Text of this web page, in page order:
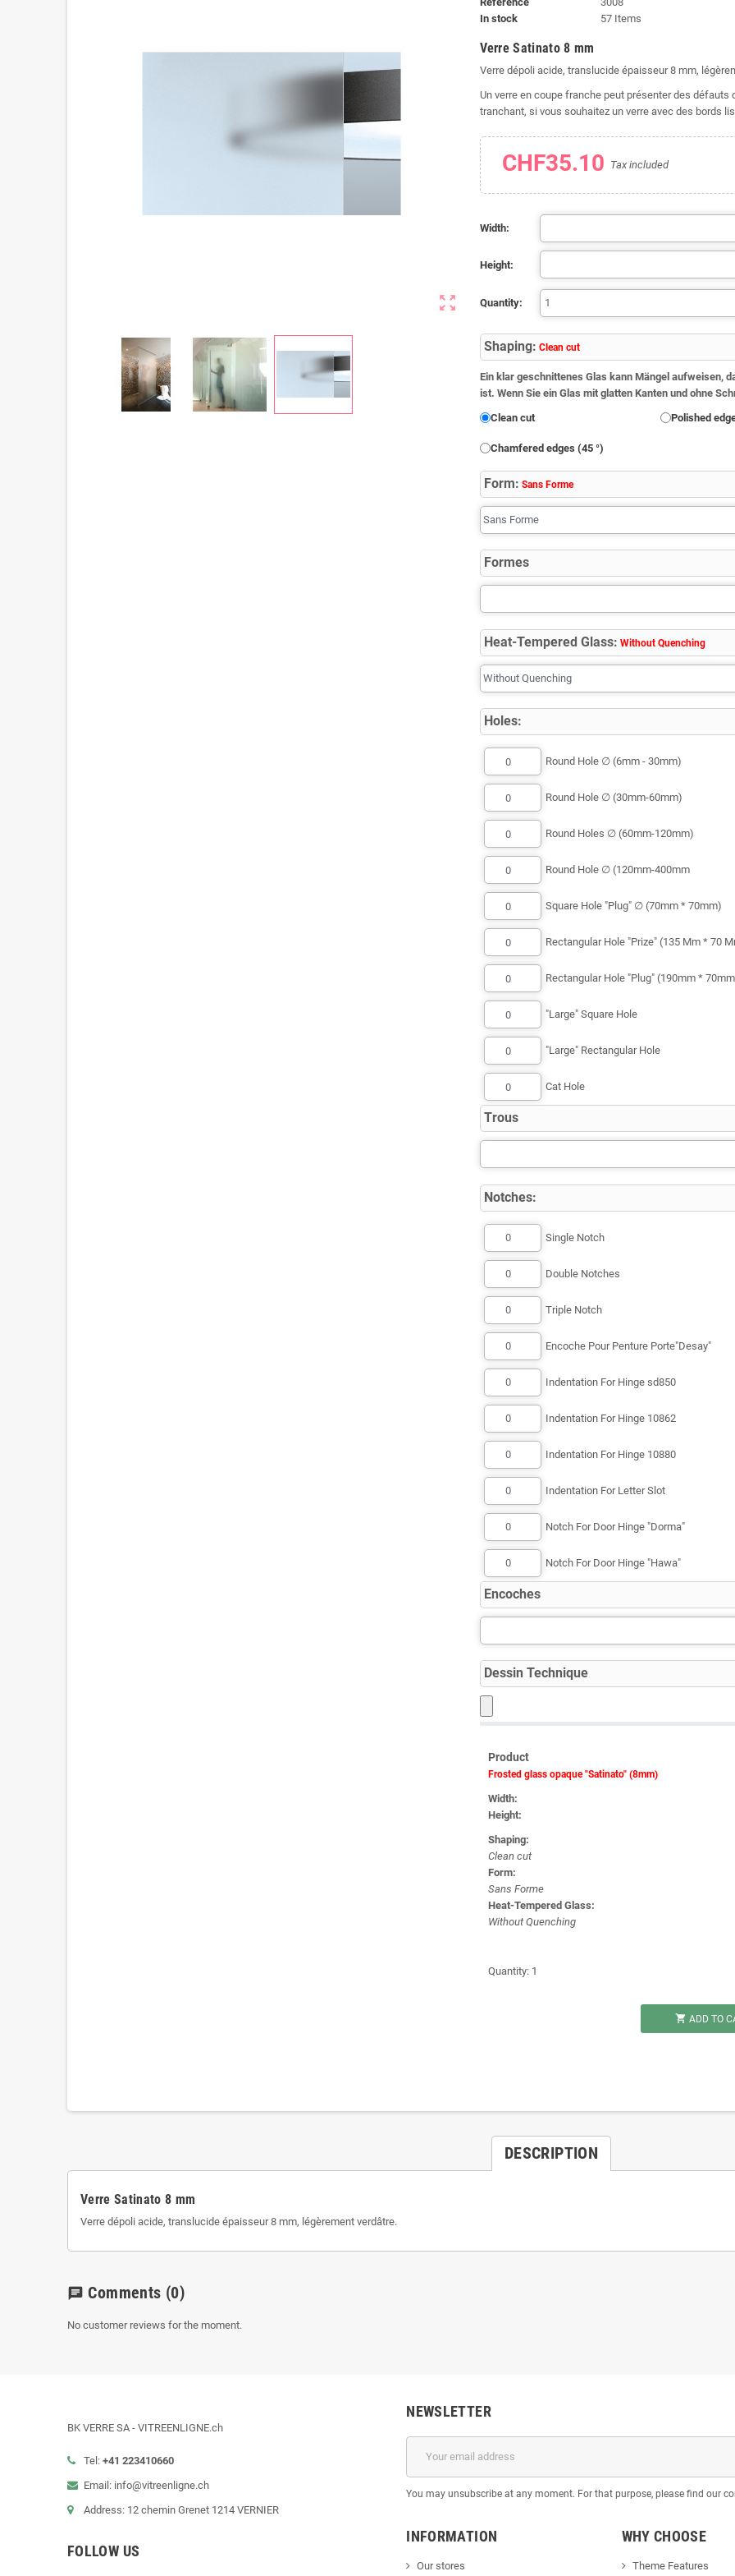
zoom_out_map
In stock
57 Items
Verre Satinato 8 mm
Verre dépoli acide, translucide épaisseur 8 mm,
Un verre en coupe franche peut présenter des
tranchant, si vous souhaitez un verre avec des bords
CHF35.10 Tax included
Width:
Height:
Quantity:
Shaping: Clean cut
Ein klar geschnittenes Glas kann Mängel aufweisen,
ist. Wenn Sie ein Glas mit glatten Kanten und ohne
Clean cut
Polished
Chamfered edges (45 °)
Form: Sans Forme
Formes
Heat-Tempered Glass: Without Quenching
Holes:
Round Hole ∅ (6mm - 30mm)
Round Hole ∅ (30mm-60mm)
Round Holes ∅ (60mm-120mm)
Round Hole ∅ (120mm-400mm
Square Hole "Plug" ∅ (70mm * 70mm)
Rectangular Hole "Prize" (135 Mm * 70
Rectangular Hole "Plug" (190mm *
"Large" Square Hole
"Large" Rectangular Hole
Cat Hole
Trous
Notches:
Single Notch
Double Notches
Triple Notch
Encoche Pour Penture Porte"Desay"
Indentation For Hinge sd850
Indentation For Hinge 10862
Indentation For Hinge 10880
Indentation For Letter Slot
Notch For Door Hinge "Dorma"
Notch For Door Hinge "Hawa"
Encoches
Dessin Technique
Product
Frosted glass opaque "Satinato" (8mm)
Width:
Height:
Shaping:
Clean cut
Form:
Sans Forme
Heat-Tempered Glass:
Without Quenching
Quantity: 1
 ADD TO
DESCRIPTION
Verre Satinato 8 mm
Verre dépoli acide, translucide épaisseur 8 mm, légèrement verdâtre.
chat Comments (0)
No customer reviews for the moment.
BK VERRE SA - VITREENLIGNE.ch
Tel: +41 223410660
Email: info@vitreenligne.ch
Address: 12 chemin Grenet 1214 VERNIER
FOLLOW US
NEWSLETTER
You may unsubscribe at any moment. For that purpose, please find our
INFORMATION
Our stores
WHY CHOOSE
Theme Features